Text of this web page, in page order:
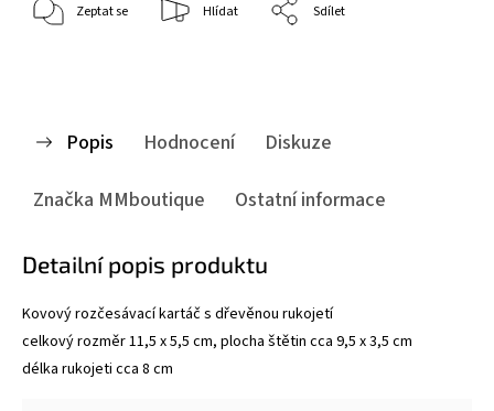
Zeptat se Hlídat Sdílet
Popis Hodnocení
Diskuze
Značka MMboutique Ostatní informace
Detailní popis produktu
Kovový rozčesávací kartáč s dřevěnou rukojetí
celkový rozměr 11,5 x 5,5 cm, plocha štětin cca 9,5 x 3,5 cm
délka rukojeti cca 8 cm